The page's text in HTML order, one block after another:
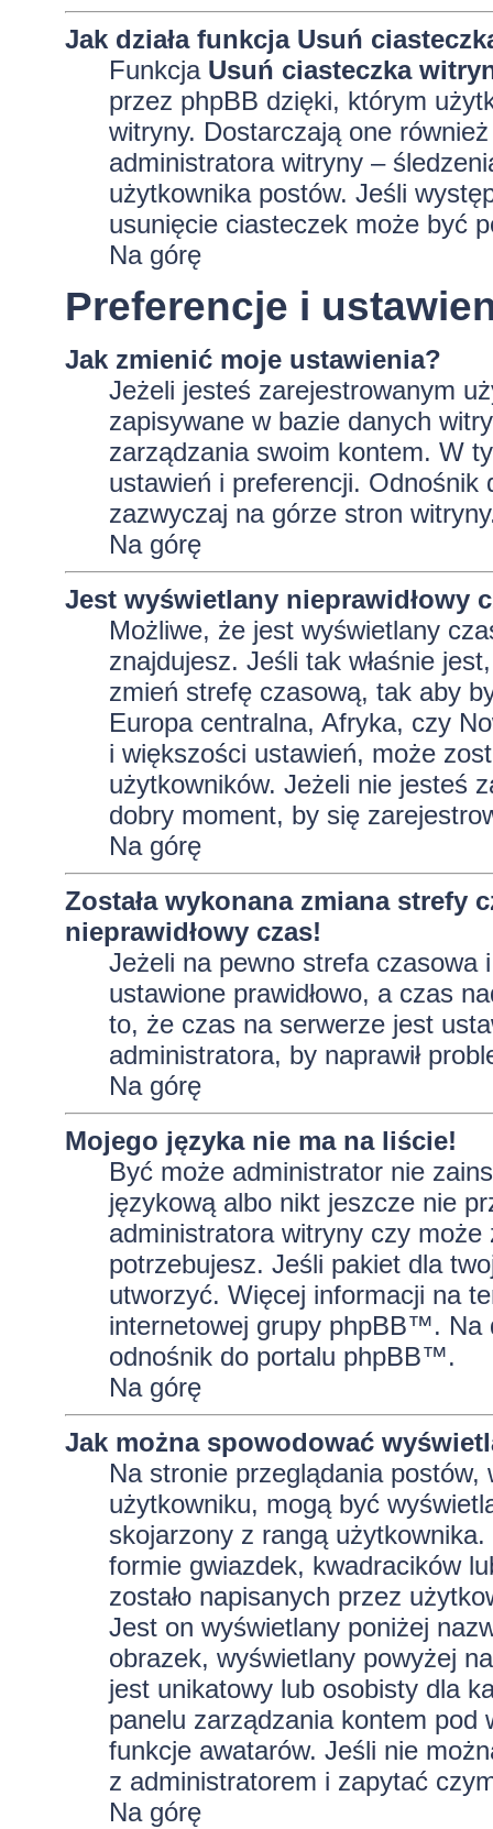
Jak działa funkcja Usuń
Funkcja Usuń ciasteczka
przez phpBB dzięki, którym
witryny. Dostarczają one
administratora witryny –
użytkownika postów. Jeśli
usunięcie ciasteczek może być
Na górę
Preferencje i
Jak zmienić moje ustawienia?
Jeżeli jesteś zarejestrowanym
zapisywane w bazie danych
zarządzania swoim kontem. W
ustawień i preferencji.
zazwyczaj na górze stron
Na górę
Jest wyświetlany nieprawidłowy
Możliwe, że jest wyświetlany
znajdujesz. Jeśli tak właśnie
zmień strefę czasową, tak aby
Europa centralna, Afryka, czy
i większości ustawień, może
użytkowników. Jeżeli nie jesteś
dobry moment, by się
Na górę
Została wykonana zmiana strefy
nieprawidłowy czas!
Jeżeli na pewno strefa czasowa
ustawione prawidłowo, a czas
to, że czas na serwerze jest
administratora, by naprawił
Na górę
Mojego języka nie ma na liście!
Być może administrator nie
językową albo nikt jeszcze nie
administratora witryny czy
potrzebujesz. Jeśli pakiet dla
utworzyć. Więcej informacji na
internetowej grupy phpBB™. Na
odnośnik do portalu phpBB™.
Na górę
Jak można spowodować
Na stronie przeglądania
użytkowniku, mogą być
skojarzony z rangą
formie gwiazdek, kwadracików
zostało napisanych przez
Jest on wyświetlany poniżej
obrazek, wyświetlany powyżej
jest unikatowy lub osobisty dla
panelu zarządzania kontem pod
funkcje awatarów. Jeśli nie
z administratorem i zapytać
Na górę